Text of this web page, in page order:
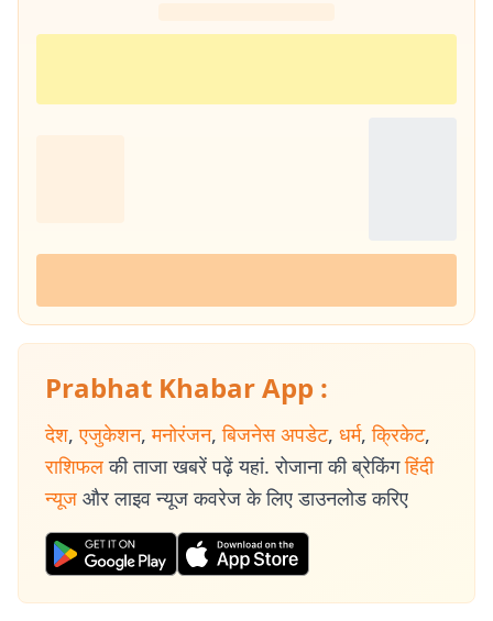
Prabhat Khabar App :
देश, एजुकेशन, मनोरंजन, बिजनेस अपडेट, धर्म, क्रिकेट,
राशिफल की ताजा खबरें पढ़ें यहां. रोजाना की ब्रेकिंग हिंदी
न्यूज और लाइव न्यूज कवरेज के लिए डाउनलोड करिए